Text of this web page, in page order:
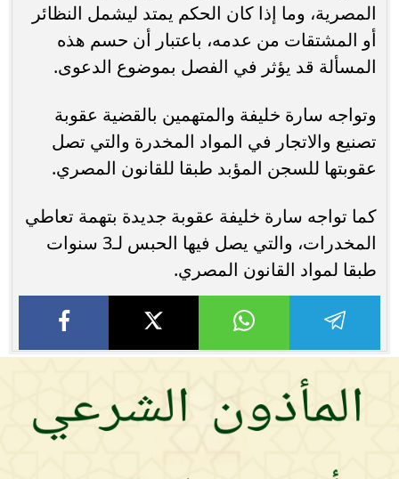
المصرية، وما إذا كان الحكم يمتد ليشمل النظائر
أو المشتقات من عدمه، باعتبار أن حسم هذه
المسألة قد يؤثر في الفصل بموضوع الدعوى.
وتواجه سارة خليفة والمتهمين بالقضية عقوبة
تصنيع والاتجار في المواد المخدرة والتي تصل
عقوبتها للسجن المؤبد طبقا للقانون المصري.
كما تواجه سارة خليفة عقوبة جديدة بتهمة تعاطي
المخدرات، والتي يصل فيها الحبس لـ3 سنوات
طبقا لمواد القانون المصري.